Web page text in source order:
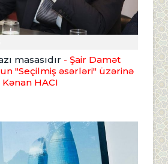
masasıdır - Şair Damət
"Seçilmiş əsərləri" üzərinə
Kənan HACI